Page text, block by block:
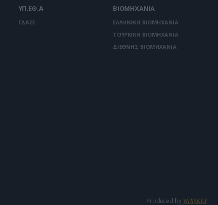
ΥΠ.ΕΘ.Α
ΓΔΑΕΕ
ΒΙΟΜΗΧΑΝΙΑ
ΕΛΛΗΝΙΚΗ ΒΙΟΜΗΧΑΝΙΑ
ΤΟΥΡΚΙΚΗ ΒΙΟΜΗΧΑΝΙΑ
ΔΙΕΘΝΗΣ ΒΙΟΜΗΧΑΝΙΑ
Produced by WHISKEY